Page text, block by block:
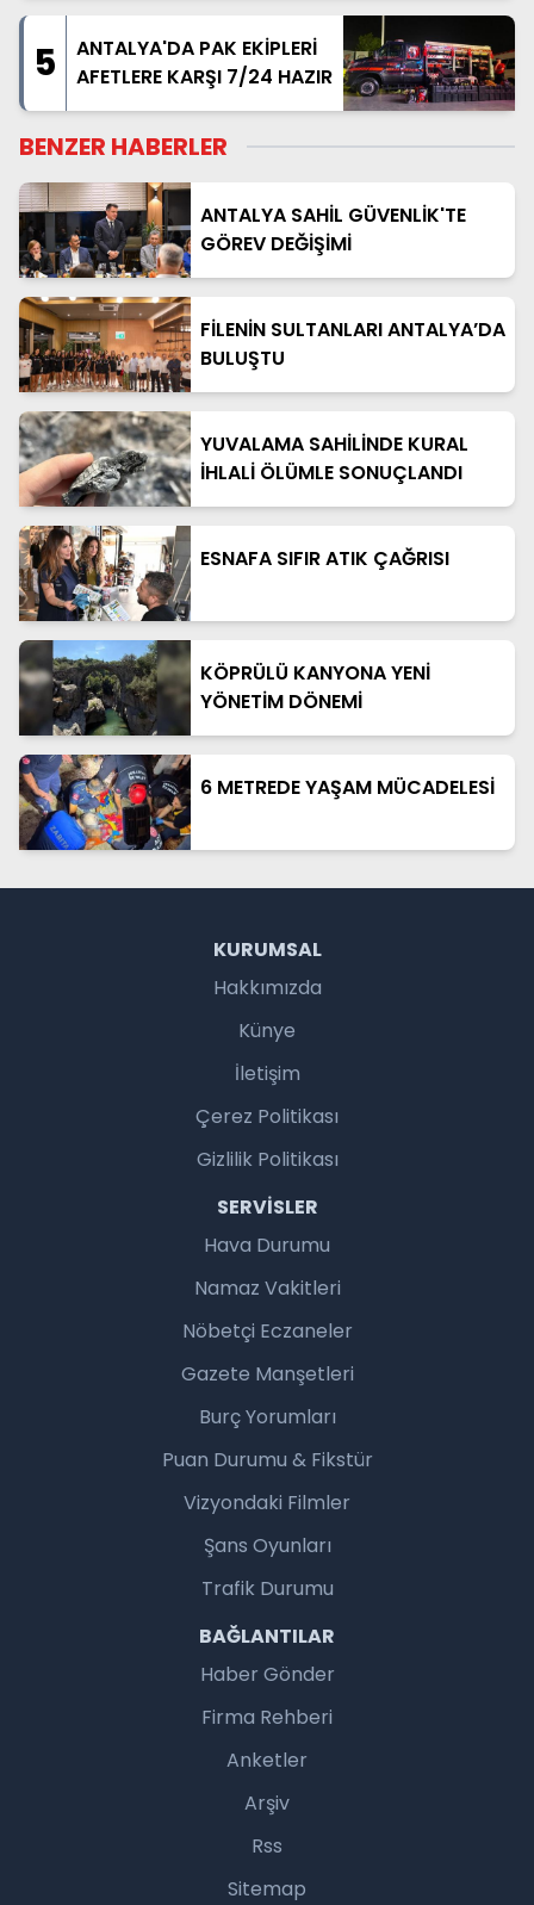
5
ANTALYA'DA PAK EKİPLERİ
AFETLERE KARŞI 7/24 HAZIR
BENZER HABERLER
ANTALYA SAHİL GÜVENLİK'TE
GÖREV DEĞİŞİMİ
FİLENİN SULTANLARI ANTALYA’DA
BULUŞTU
YUVALAMA SAHİLİNDE KURAL
İHLALİ ÖLÜMLE SONUÇLANDI
ESNAFA SIFIR ATIK ÇAĞRISI
KÖPRÜLÜ KANYONA YENİ
YÖNETİM DÖNEMİ
6 METREDE YAŞAM MÜCADELESİ
KURUMSAL
Hakkımızda
Künye
İletişim
Çerez Politikası
Gizlilik Politikası
SERVISLER
Hava Durumu
Namaz Vakitleri
Nöbetçi Eczaneler
Gazete Manşetleri
Burç Yorumları
Puan Durumu & Fikstür
Vizyondaki Filmler
Şans Oyunları
Trafik Durumu
BAĞLANTILAR
Haber Gönder
Firma Rehberi
Anketler
Arşiv
Rss
Sitemap